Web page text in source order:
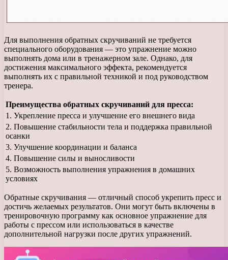
Для выполнения обратных скручиваний не требуется
специального оборудования — это упражнение можно
выполнять дома или в тренажерном зале. Однако, для
достижения максимального эффекта, рекомендуется
выполнять их с правильной техникой и под руководством
тренера.
Преимущества обратных скручиваний для пресса:
1. Укрепление пресса и улучшение его внешнего вида
2. Повышение стабильности тела и поддержка правильной
осанки
3. Улучшение координации и баланса
4. Повышение силы и выносливости
5. Возможность выполнения упражнения в домашних
условиях
Обратные скручивания — отличный способ укрепить пресс и
достичь желаемых результатов. Они могут быть включены в
тренировочную программу как основное упражнение для
работы с прессом или использоваться в качестве
дополнительной нагрузки после других упражнений.